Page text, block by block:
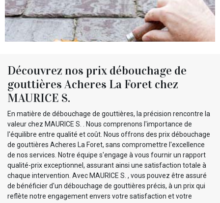
Découvrez nos prix débouchage de
gouttières Acheres La Foret chez
MAURICE S.
En matière de débouchage de gouttières, la précision rencontre la
valeur chez MAURICE S. . Nous comprenons l'importance de
l'équilibre entre qualité et coût. Nous offrons des prix débouchage
de gouttières Acheres La Foret, sans compromettre l'excellence
de nos services. Notre équipe s'engage à vous fournir un rapport
qualité-prix exceptionnel, assurant ainsi une satisfaction totale à
chaque intervention. Avec MAURICE S. , vous pouvez être assuré
de bénéficier d'un débouchage de gouttières précis, à un prix qui
reflète notre engagement envers votre satisfaction et votre